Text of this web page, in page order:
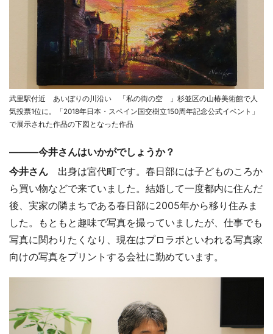
武里駅付近 あいぼりの川沿い 「私の街の空 」杉並区の山椿美術館で人
気投票1位に。「2018年日本・スペイン国交樹立150周年記念公式イベント」
で展示された作品の下図となった作品
―――今井さんはいかがでしょうか？
今井さん 出身は宮代町です。春日部には子どものころか
ら買い物などで来ていました。結婚して一度都内に住んだ
後、実家の隣まちである春日部に2005年から移り住みま
した。もともと趣味で写真を撮っていましたが、仕事でも
写真に関わりたくなり、現在はプロラボといわれる写真家
向けの写真をプリントする会社に勤めています。